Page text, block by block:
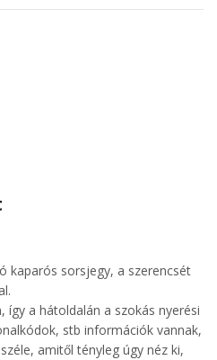
kaparós sorsjegy, a szerencsét
így a hátoldalán a szokás nyerési
stb információk vannak,
amitől tényleg úgy néz ki,